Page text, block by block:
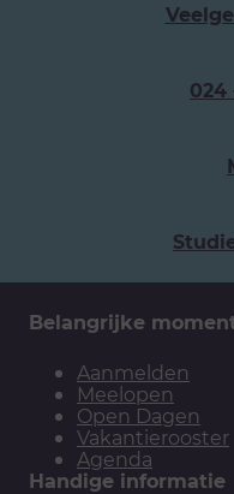
Ons
024
Belangrijke
Aanmelden
Meelopen
Open Dagen
Vakantierooster
Agenda
Handige informatie